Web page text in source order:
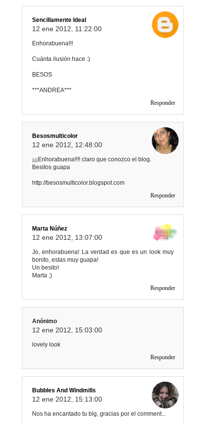
Sencillamente Ideal
12 ene 2012, 11:22:00
Enhorabuena!!!
Cuánta ilusión hace :)
BESOS
***ANDREA***
Responder
Besosmulticolor
12 ene 2012, 12:48:00
¡¡¡Enhorabuena!!!! claro que conozco el blog.
Besitos guapa
http://besosmulticolor.blogspot.com
Responder
Marta Núñez
12 ene 2012, 13:07:00
Jo, enhorabuena! La verdad es que es un look muy
bonito, estas muy guapa!
Un besito!
Marta ;)
Responder
Anónimo
12 ene 2012, 15:03:00
lovely look
Responder
Bubbles And Windmills
12 ene 2012, 15:13:00
Nos ha encantado tu blg, gracias por el comment...